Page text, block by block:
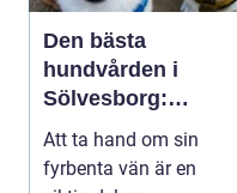
Den bästa
hundvården i
Sölvesborg:
hundtrim
Sölvesborg
Att ta hand om sin
fyrbenta vän är en